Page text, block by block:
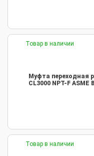
Товар в наличии
Муфта переходная
CL3000 NPT-F ASME
Товар в наличии